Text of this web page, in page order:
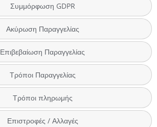
Συμμόρφωση GDPR
Ακύρωση Παραγγελίας
Επιβεβαίωση Παραγγελίας
Τρόποι Παραγγελίας
Τρόποι πληρωμής
Επιστροφές / Αλλαγές